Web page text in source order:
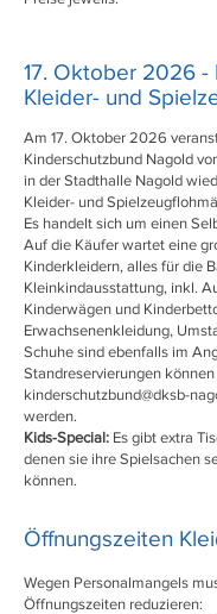
17. Oktober 2026 -
Kleider- und
Am 17. Oktober 2026
Kinderschutzbund Nagold
in der Stadthalle Nagold
Kleider- und
Es handelt sich um einen
Auf die Käufer wartet eine
Kinderkleidern, alles für die
Kleinkindausstattung, inkl.
Kinderwägen und
Erwachsenenkleidung,
Schuhe sind ebenfalls im
Standreservierungen
kinderschutzbund@dksb-
werden.
Kids-Special: Es gibt extra
denen sie ihre Spielsachen
können.
Öffnungszeiten
Wegen Personalmangels
Öffnungszeiten reduzieren: